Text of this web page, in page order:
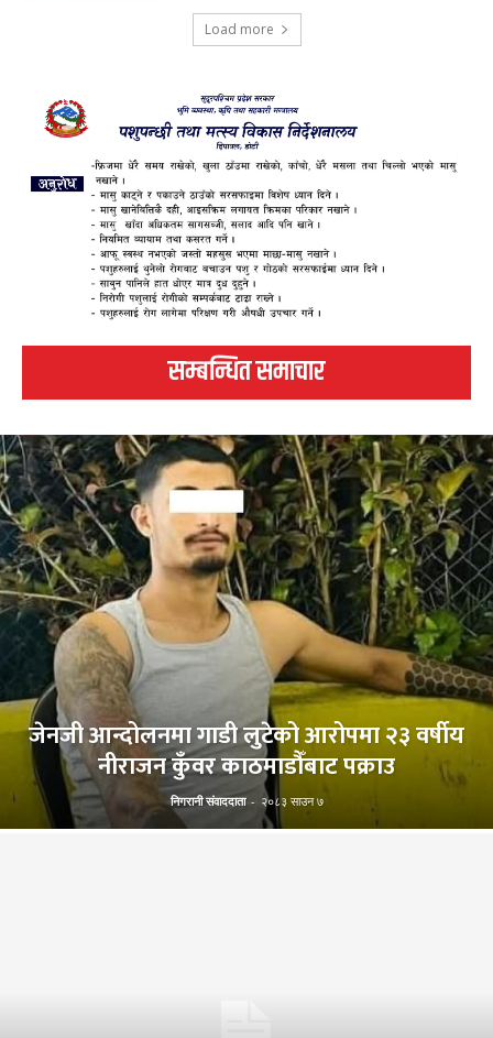
Load more
सम्बन्धित समाचार
जेनजी आन्दोलनमा गाडी लुटेको आरोपमा २३ वर्षीय
नीराजन कुँवर काठमाडौँबाट पक्राउ
निगरानी संवाददाता - २०८३ साउन ७